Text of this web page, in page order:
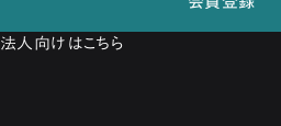
法人向けはこちら